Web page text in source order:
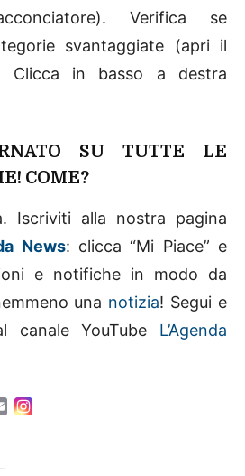
Verifica se
svantaggiate (apri il
Clicca in basso a destra
SU TUTTE LE
COME?
Iscriviti alla nostra pagina
News: clicca “Mi Piace” e
e notifiche in modo da
una notizia! Segui e
canale YouTube L’Agenda
E